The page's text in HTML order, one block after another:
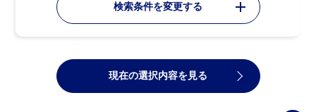
検索条件を変更する
現在の選択内容を見る